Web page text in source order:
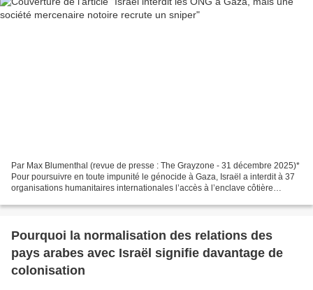
Par Max Blumenthal (revue de presse : The Grayzone - 31 décembre 2025)*
Pour poursuivre en toute impunité le génocide à Gaza, Israël a interdit à 37
organisations humanitaires internationales l’accès à l’enclave côtière
Pourquoi la normalisation des relations des
pays arabes avec Israël signifie davantage de
colonisation